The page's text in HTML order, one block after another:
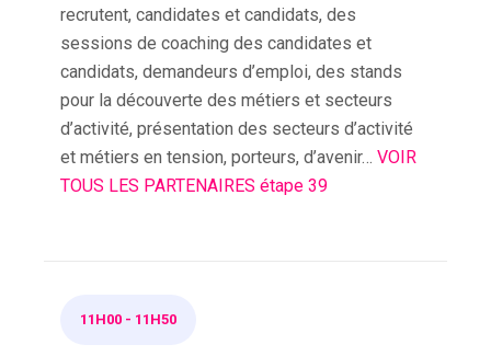
recrutent, candidates et candidats, des
sessions de coaching des candidates et
candidats, demandeurs d’emploi, des stands
pour la découverte des métiers et secteurs
d’activité, présentation des secteurs d’activité
et métiers en tension, porteurs, d’avenir… VOIR
TOUS LES PARTENAIRES étape 39
11H00 - 11H50